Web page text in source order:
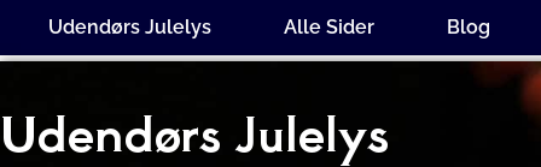
Udendørs Julelys Alle Sider Blog
Udendørs Julelys